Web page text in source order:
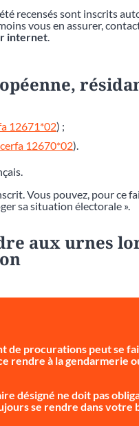
recensés sont inscrits
vous en assurer,
internet
12671*02) ;
cerfa 12670*02).
Vous pouvez, pour ce
sa situation électorale ».
aux urnes
de procurations peut se
rendre à la gendarmerie
désigné ne doit pas
se rendre dans